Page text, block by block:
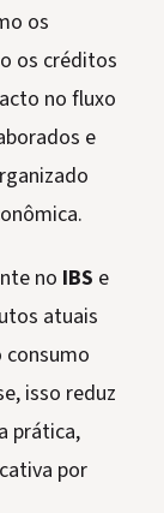
os
os créditos
no fluxo
e
no IBS e
atuais
isso reduz
prática,
por